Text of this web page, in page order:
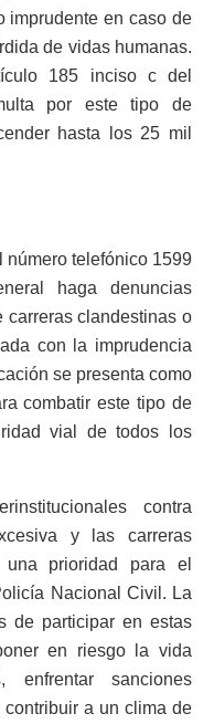
imprudente en caso de
de vidas humanas.
185 inciso c del
por este tipo de
hasta los 25 mil
número telefónico 1599
haga denuncias
carreras clandestinas o
con la imprudencia
se presenta como
combatir este tipo de
vial de todos los
contra
y las carreras
una prioridad para el
Nacional Civil. La
de participar en estas
en riesgo la vida
sanciones
a un clima de